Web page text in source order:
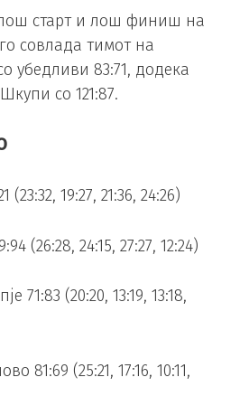
старт и лош финиш на
совлада тимот на
убедливи 83:71, додека
со 121:87.
19:27, 21:36, 24:26)
(26:28, 24:15, 27:27, 12:24)
71:83 (20:20, 13:19, 13:18,
81:69 (25:21, 17:16, 10:11,